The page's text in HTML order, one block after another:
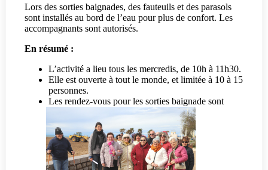
Lors des sorties baignades, des fauteuils et des parasols
sont installés au bord de l’eau pour plus de confort. Les
accompagnants sont autorisés.
En résumé :
L’activité a lieu tous les mercredis, de 10h à 11h30.
Elle est ouverte à tout le monde, et limitée à 10 à 15
personnes.
Les rendez-vous pour les sorties baignade sont